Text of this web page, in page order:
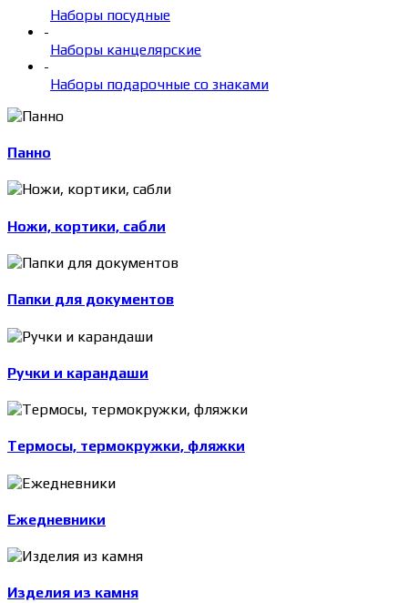
Наборы посудные
-
Наборы канцелярские
-
Наборы подарочные со знаками
Панно
Ножи, кортики, сабли
Папки для документов
Ручки и карандаши
Термосы, термокружки, фляжки
Ежедневники
Изделия из камня